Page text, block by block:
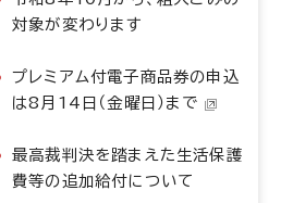
対象が変わります
プレミアム付電子商品券の申込
は8月14日（金曜日）まで
最高裁判決を踏まえた生活保護
費等の追加給付について